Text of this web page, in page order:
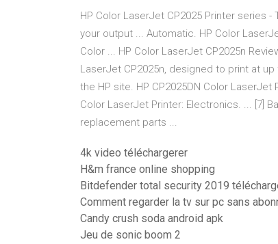
HP Color LaserJet CP2025 Printer series
your output ... Automatic. HP Color
Color ... HP Color LaserJet CP2025n
LaserJet CP2025n, designed to print at
the HP site. HP CP2025DN Color
Color LaserJet Printer: Electronics. ... [7]
replacement parts ...
4k video téléchargerer
H&m france online shopping
Bitdefender total security 2019
Comment regarder la tv sur pc sans
Candy crush soda android apk
Jeu de sonic boom 2